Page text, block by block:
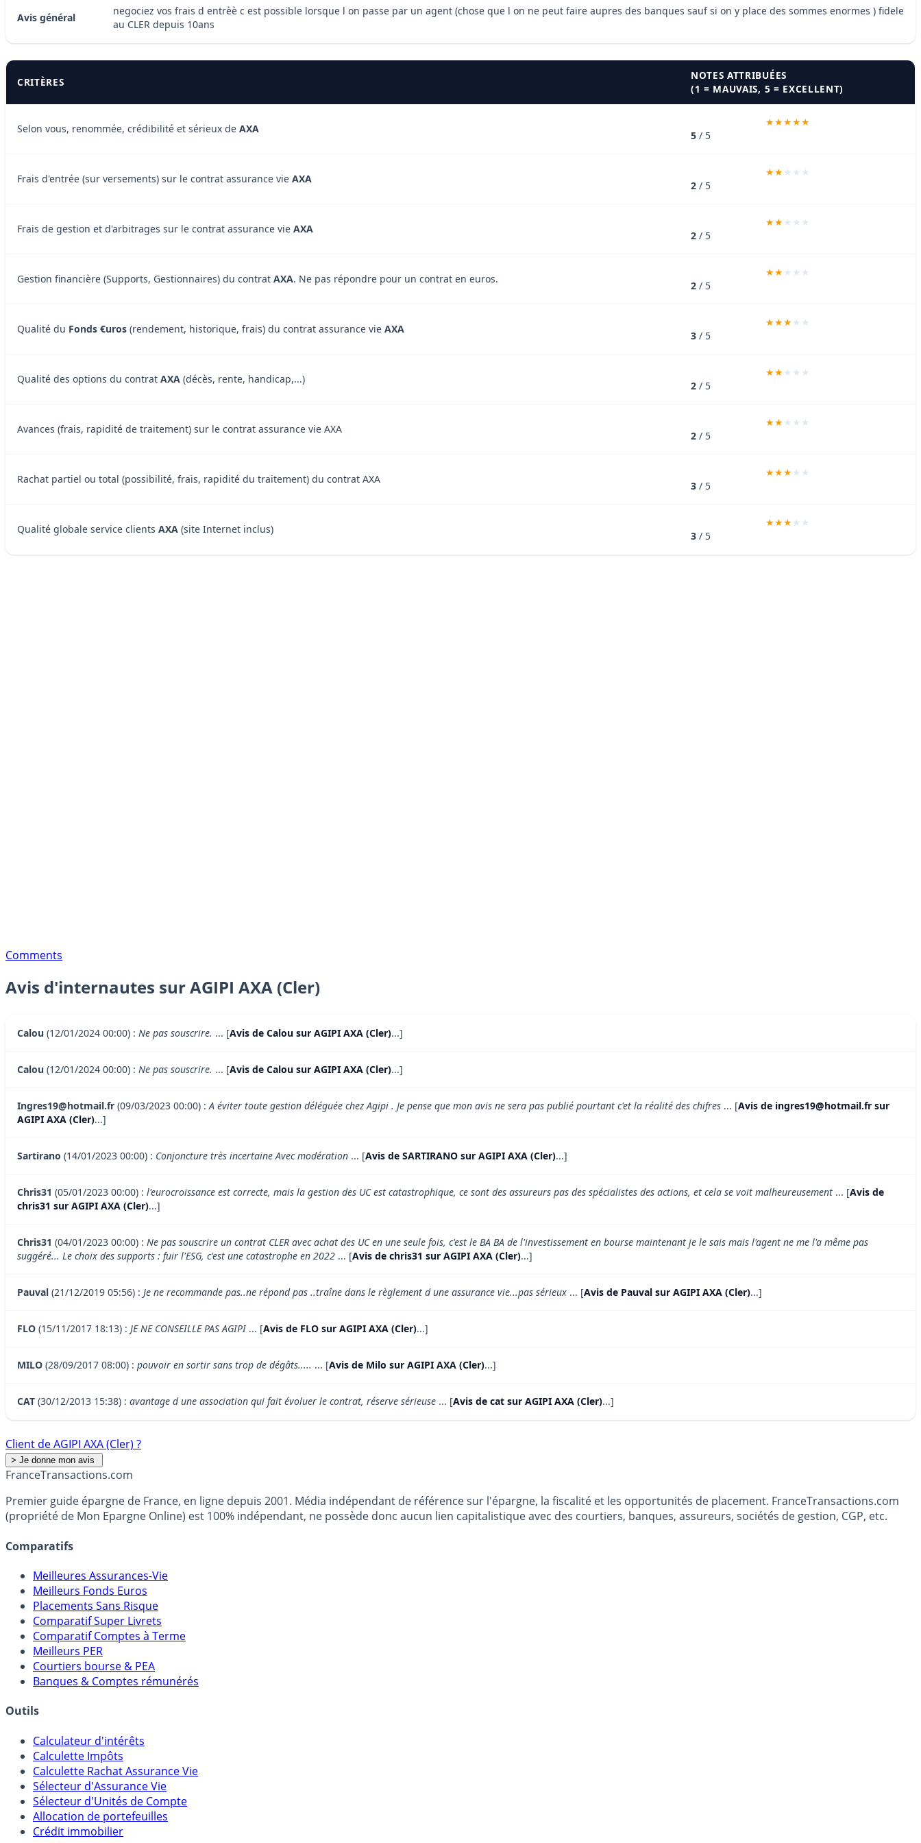
Avis général
negociez vos frais d entrèè c est possible lorsque l on passe par un agent (chose que l on ne peut faire aupres des banques sauf si on y place des sommes enormes ) fidele
au CLER depuis 10ans
CRITÈRES
NOTES ATTRIBUÉES
(1 = MAUVAIS, 5 = EXCELLENT)
Selon vous, renommée, crédibilité et sérieux de AXA
5 / 5
Frais d'entrée (sur versements) sur le contrat assurance vie AXA
2 / 5
Frais de gestion et d'arbitrages sur le contrat assurance vie AXA
2 / 5
Gestion financière (Supports, Gestionnaires) du contrat AXA. Ne pas répondre pour un contrat en euros.
2 / 5
Qualité du Fonds €uros (rendement, historique, frais) du contrat assurance vie AXA
3 / 5
Qualité des options du contrat AXA (décès, rente, handicap,...)
2 / 5
Avances (frais, rapidité de traitement) sur le contrat assurance vie AXA
2 / 5
Rachat partiel ou total (possibilité, frais, rapidité du traitement) du contrat AXA
3 / 5
Qualité globale service clients AXA (site Internet inclus)
3 / 5
Comments
Avis d'internautes sur AGIPI AXA (Cler)
Calou (12/01/2024 00:00) : Ne pas souscrire. ... [Avis de Calou sur AGIPI AXA (Cler)...]
Calou (12/01/2024 00:00) : Ne pas souscrire. ... [Avis de Calou sur AGIPI AXA (Cler)...]
Ingres19@hotmail.fr (09/03/2023 00:00) :A éviter toute gestion déléguée chez Agipi . Je pense que mon avis ne sera pas publié pourtant c'et la réalité des chifres ... [Avis de ingres19@hotmail.fr sur
AGIPI AXA (Cler)...]
Sartirano (14/01/2023 00:00) : Conjoncture très incertaine Avec modération ... [Avis de SARTIRANO sur AGIPI AXA (Cler)...]
Chris31 (05/01/2023 00:00) : l'eurocroissance est correcte, mais la gestion des UC est catastrophique, ce sont des assureurs pas des spécialistes des actions, et cela se voit malheureusement ... [Avis de
chris31 sur AGIPI AXA (Cler)...]
Chris31 (04/01/2023 00:00) : Ne pas souscrire un contrat CLER avec achat des UC en une seule fois, c'est le BA BA de l'investissement en bourse maintenant je le sais mais l'agent ne me l'a même pas
suggéré... Le choix des supports : fuir l'ESG, c'est une catastrophe en 2022 ... [Avis de chris31 sur AGIPI AXA (Cler)...]
Pauval (21/12/2019 05:56) : Je ne recommande pas..ne répond pas ..traîne dans le règlement d une assurance vie...pas sérieux ... [Avis de Pauval sur AGIPI AXA (Cler)...]
FLO (15/11/2017 18:13) : JE NE CONSEILLE PAS AGIPI... [Avis de FLO sur AGIPI AXA (Cler)...]
MILO (28/09/2017 08:00) : pouvoir en sortir sans trop de dégâts..... ... [Avis de Milo sur AGIPI AXA (Cler)...]
CAT (30/12/2013 15:38) : avantage d une association qui fait évoluer le contrat, réserve sérieuse ... [Avis de cat sur AGIPI AXA (Cler)...]
Client de AGIPI AXA (Cler) ?
FranceTransactions.com
Premier guide épargne de France, en ligne depuis 2001. Média indépendant de référence sur l'épargne, la fiscalité et les opportunités de placement. FranceTransactions.com
(propriété de Mon Epargne Online) est 100% indépendant, ne possède donc aucun lien capitalistique avec des courtiers, banques, assureurs, sociétés de gestion, CGP, etc.
Comparatifs
Meilleures Assurances-Vie
Meilleurs Fonds Euros
Placements Sans Risque
Comparatif Super Livrets
Comparatif Comptes à Terme
Meilleurs PER
Courtiers bourse & PEA
Banques & Comptes rémunérés
Outils
Calculateur d'intérêts
Calculette Impôts
Calculette Rachat Assurance Vie
Sélecteur d'Assurance Vie
Sélecteur d'Unités de Compte
Allocation de portefeuilles
Crédit immobilier